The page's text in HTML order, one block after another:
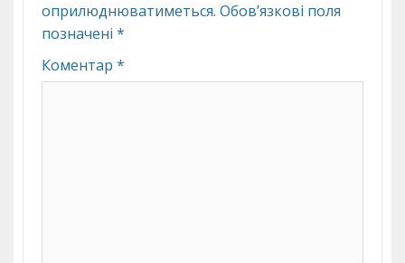
оприлюднюватиметься. Обов’язкові поля
позначені *
Коментар *